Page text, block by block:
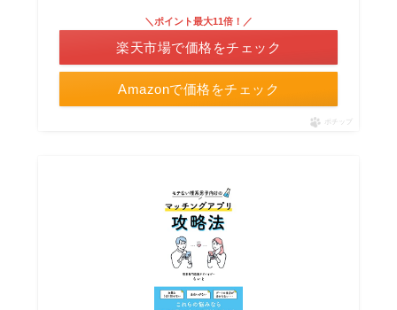
Amazonで価格をチェック
＼ポイント最大11倍！／
楽天市場で価格をチェック
ポチップ